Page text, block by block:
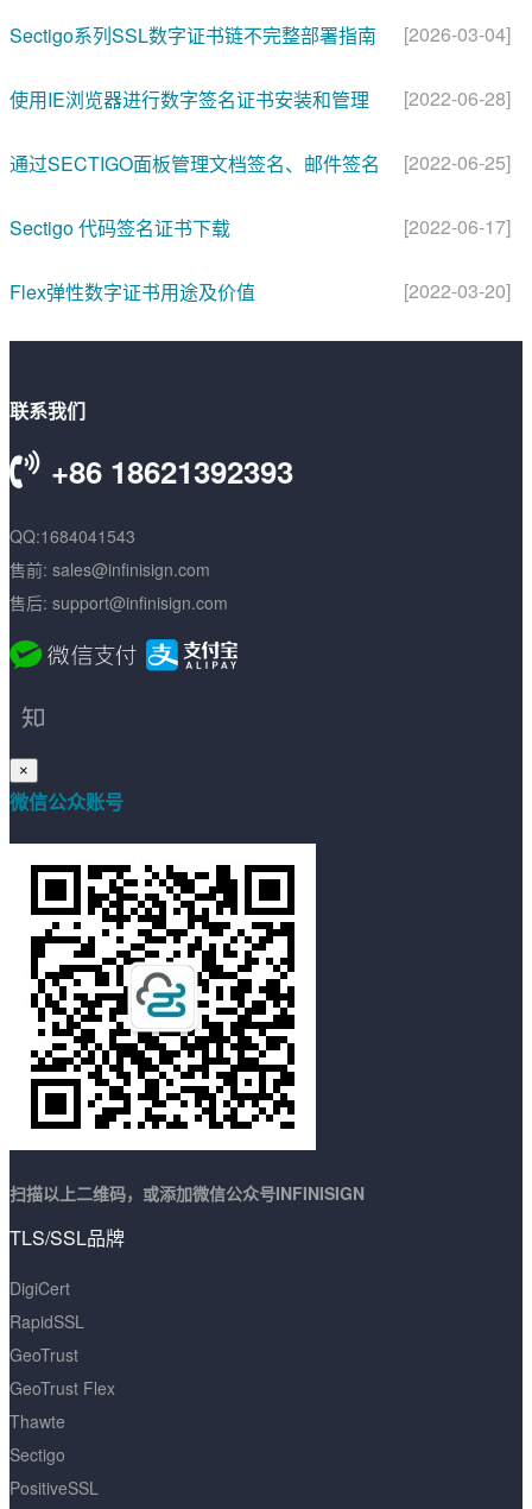
Sectigo系列SSL数字证书链不完整部署指南 [2026-03-04]
使用IE浏览器进行数字签名证书安装和管理 [2022-06-28]
通过SECTIGO面板管理文档签名、邮件签名 [2022-06-25]
Sectigo 代码签名证书下载 [2022-06-17]
Flex弹性数字证书用途及价值 [2022-03-20]
联系我们
+86 18621392393
QQ:1684041543
售前: sales@infinisign.com
售后: support@infinisign.com
×
微信公众账号
扫描以上二维码，或添加微信公众号INFINISIGN
TLS/SSL品牌
DigiCert
RapidSSL
GeoTrust
GeoTrust Flex
Thawte
Sectigo
PositiveSSL